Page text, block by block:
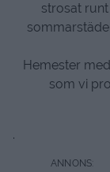
strosat
Hemester
som vi
.